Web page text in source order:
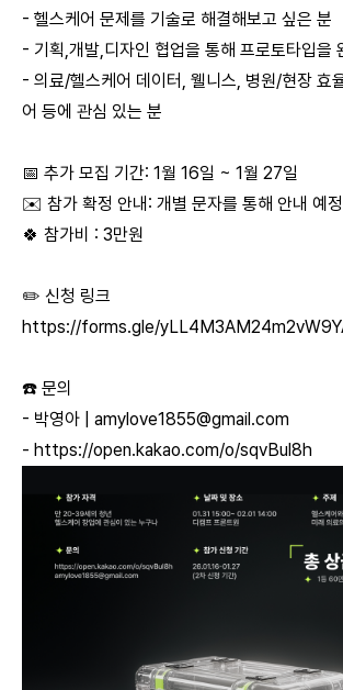
- 헬스케어 문제를 기술로 해결해보고 싶은 분
- 기획,개발,디자인 협업을 통해 프로토타입을
- 의료/헬스케어 데이터, 웰니스, 병원/현장 효
어 등에 관심 있는 분
📅 추가 모집 기간: 1월 16일 ~ 1월 27일
✉️ 참가 확정 안내: 개별 문자를 통해 안내 예정
🍀 참가비 : 3만원
✏️ 신청 링크
https://forms.gle/
☎️ 문의
- 박영아 | amylove1855@gmail.com
- https://open.kakao.com/o/sqvBul8h